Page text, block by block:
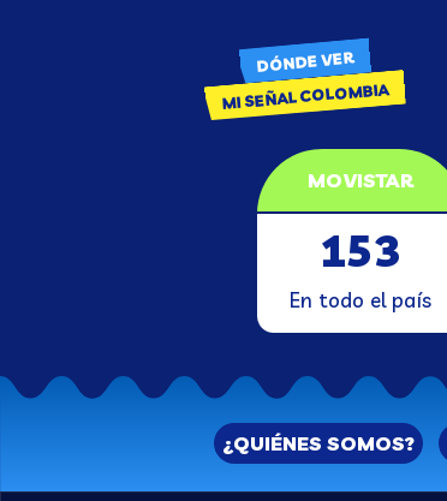
DÓNDE VER
MI SEÑAL COLOMBIA
MOVISTAR
153
En todo el país
¿QUIÉNES SOMOS?